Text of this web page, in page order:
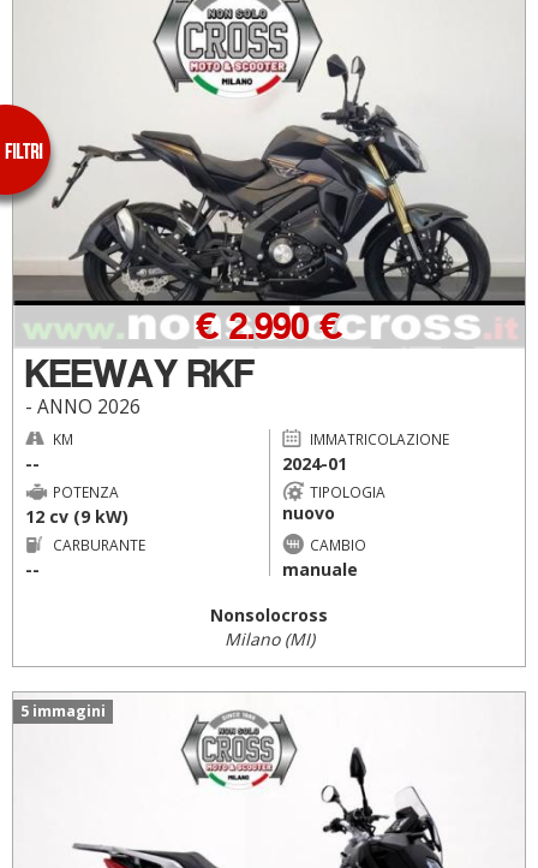
KEEWAY RKF
- ANNO 2026
€ 2.990 €
KM
--
IMMATRICOLAZIONE
2024-01
POTENZA
12 cv (9 kW)
TIPOLOGIA
nuovo
CARBURANTE
--
CAMBIO
manuale
Nonsolocross
Milano (MI)
5 immagini